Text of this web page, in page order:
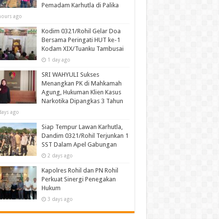
Pemadam Karhutla di Palika
ago
Kodim 0321/Rohil Gelar Doa
Bersama Peringati HUT ke-1
Kodam XIX/Tuanku Tambusai
1 day ago
SRI WAHYULI Sukses
Menangkan PK di Mahkamah
Agung, Hukuman Klien Kasus
Narkotika Dipangkas 3 Tahun
ago
Siap Tempur Lawan Karhutla,
Dandim 0321/Rohil Terjunkan 1
SST Dalam Apel Gabungan
2 days ago
Kapolres Rohil dan PN Rohil
Perkuat Sinergi Penegakan
Hukum
3 days ago